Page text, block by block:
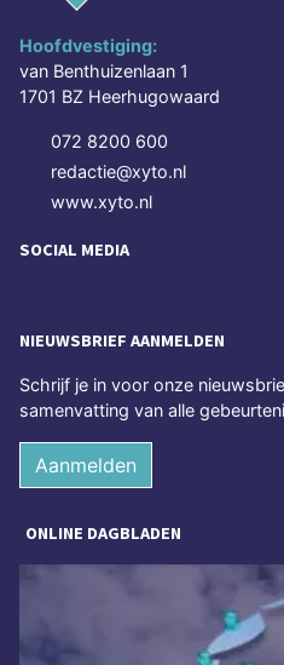
Hoofdvestiging:
van Benthuizenlaan 1
1701 BZ Heerhugowaard
072 8200 600
redactie@xyto.nl
www.xyto.nl
SOCIAL MEDIA
NIEUWSBRIEF AANMELDEN
Schrijf je in voor onze
samenvatting van alle
Aanmelden
ONLINE DAGBLADEN